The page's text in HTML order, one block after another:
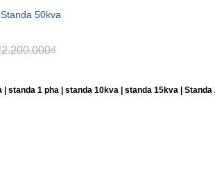
50kva
| standa 1 pha | standa 10kva | standa 15kva | Standa